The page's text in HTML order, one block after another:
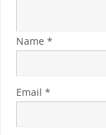
Name *
Email *